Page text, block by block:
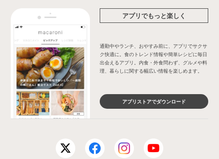
アプリでもっと楽しく
通勤中やランチ、おやすみ前に、アプリでサクサ
ク快適に。食のトレンド情報や簡単レシピに毎日
出会えるアプリ。内食・外食問わず、グルメや料
理、暮らしに関する幅広い情報を楽しめます。
アプリストアでダウンロード